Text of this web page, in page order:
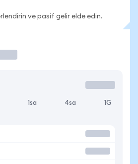
ve pasif gelir elde edin.
1sa 4sa 1G